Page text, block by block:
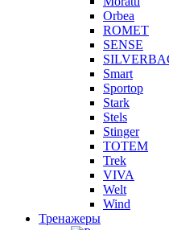
Orbea
ROMET
SENSE
Smart
Sportop
Stark
Stels
Stinger
TOTEM
Trek
VIVA
Welt
Wind
Тренажеры